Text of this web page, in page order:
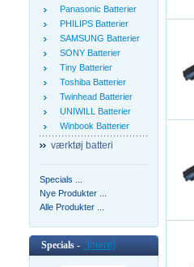
Panasonic Batterier
PHILIPS Batterier
SAMSUNG Batterier
SONY Batterier
Tiny Batterier
Toshiba Batterier
Twinhead Batterier
UNIWILL Batterier
Winbook Batterier
værktøj batteri
Specials ...
Nye Produkter ...
Alle Produkter ...
Specials - [mere]